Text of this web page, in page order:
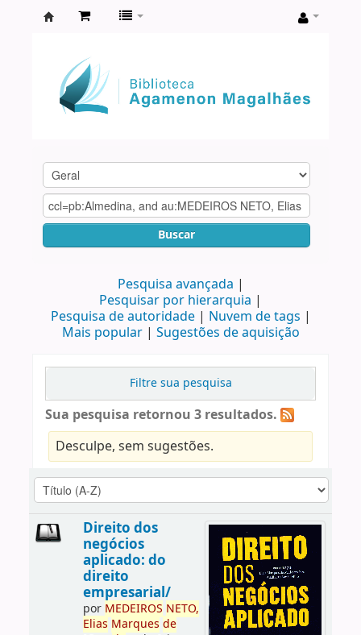
Agamenon
Magalhães
Buscar
Pesquisa avançada
Pesquisar por hierarquia
Pesquisa de autoridade
Nuvem de tags
Mais popular
Sugestões de aquisição
Filtre sua pesquisa
Sua pesquisa retornou 3 resultados.
Desculpe, sem sugestões.
Direito dos
negócios
aplicado: do
direito
empresarial/
por MEDEIROS NETO,
Elias Marques de